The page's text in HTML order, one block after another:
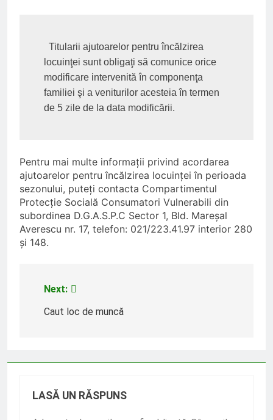
locuinţei sunt obligaţi să comunice orice
modificare intervenită în componenţa
familiei şi a veniturilor acesteia în termen
de 5 zile de la data modificării.
Pentru mai multe informaţii privind acordarea
ajutoarelor pentru încălzirea locuinţei în perioada
sezonului, puteţi contacta Compartimentul
Protecție Socială Consumatori Vulnerabili din
subordinea D.G.A.S.P.C Sector 1, Bld. Mareşal
Averescu nr. 17, telefon: 021/223.41.97 interior 280
și 148.
Navigare
Next:
Caut loc de muncă
LASĂ UN RĂSPUNS